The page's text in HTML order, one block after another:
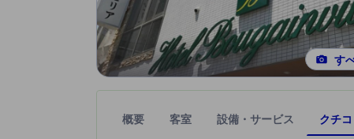
す
概要 客室 設備・サービス クチコ